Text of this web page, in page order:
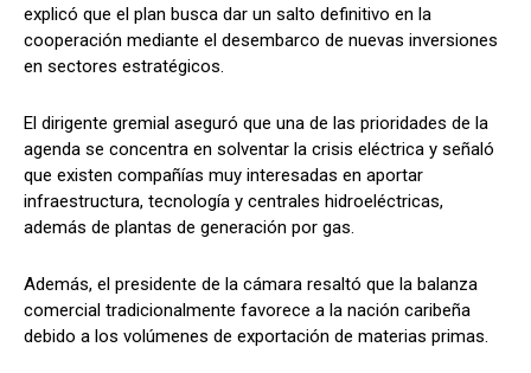
explicó que el plan busca dar un salto definitivo en la
cooperación mediante el desembarco de nuevas inversiones
en sectores estratégicos.
El dirigente gremial aseguró que una de las prioridades de la
agenda se concentra en solventar la crisis eléctrica y señaló
que existen compañías muy interesadas en aportar
infraestructura, tecnología y centrales hidroeléctricas,
además de plantas de generación por gas.
Además, el presidente de la cámara resaltó que la balanza
comercial tradicionalmente favorece a la nación caribeña
debido a los volúmenes de exportación de materias primas.